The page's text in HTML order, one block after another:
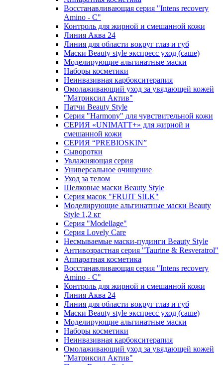
Восстанавливающая серия "Intens recovery
Amino - C"
Контроль для жирной и смешанной кожи
Линия Аква 24
Линия для области вокруг глаз и губ
Маски Beauty style экспресс уход (саше)
Моделирующие альгинатные маски
Наборы косметики
Неинвазивная карбокситерапия
Омолаживающий уход за увядающей кожей
"Матриксил Актив"
Патчи Beauty Style
Серия "Harmony" для чувствительной кожи
СЕРИЯ «UNIMATT+» для жирной и
смешанной кожи
СЕРИЯ “PREBIOSKIN”
Сыворотки
Увлажняющая серия
Универсальное очищение
Уход за телом
Шелковые маски Beauty Style
Серия масок "FRUIT SILK"
Моделирующие альгинатные маски Beauty
Style 1,2 кг
Серия "Modellage"
Cерия Lovely Care
Несмываемые маски-пудинги Beauty Style
Антивозрастная серия "Taurine & Resveratrol"
Аппаратная косметика
Восстанавливающая серия "Intens recovery
Amino - C"
Контроль для жирной и смешанной кожи
Линия Аква 24
Линия для области вокруг глаз и губ
Маски Beauty style экспресс уход (саше)
Моделирующие альгинатные маски
Наборы косметики
Неинвазивная карбокситерапия
Омолаживающий уход за увядающей кожей
"Матриксил Актив"